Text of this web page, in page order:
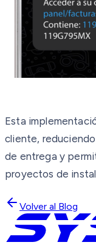
Esta
cliente,
de entrega y
proyectos de
Volver al Blog